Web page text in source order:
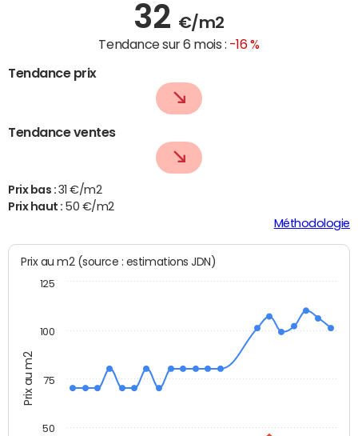
32 €/m2
Tendance sur 6 mois : -16 %
Tendance prix
Tendance ventes
Prix bas : 31 €/m2
Prix haut : 50 €/m2
Méthodologie
Prix au m2
Prix au m2 (source : estimations JDN)
50
75
100
125